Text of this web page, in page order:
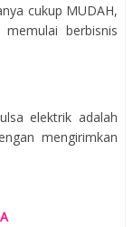
cukup MUDAH,
berbisnis
elektrik adalah
mengirimkan